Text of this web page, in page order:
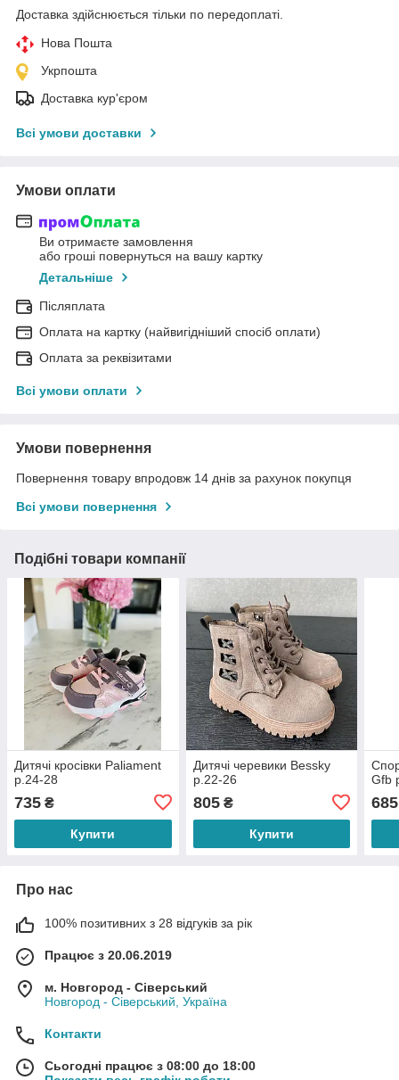
Доставка здійснюється тільки по передоплаті.
Нова Пошта
Укрпошта
Доставка кур'єром
Всі умови доставки
Умови оплати
Ви отримаєте замовлення
або гроші повернуться на вашу картку
Детальніше
Післяплата
Оплата на картку (найвигідніший спосіб оплати)
Оплата за реквізитами
Всі умови оплати
Умови повернення
Повернення товару впродовж 14 днів за рахунок покупця
Всі умови повернення
Подібні товари компанії
Дитячі кросівки Paliament
р.24-28
735 ₴
Купити
Дитячі черевики Bessky
р.22-26
805₴
Купити
Gfb
685
Про нас
100% позитивних з 28 відгуків за рік
Працює з 20.06.2019
м. Новгород - Сіверський
Новгород - Сіверський, Україна
Контакти
Сьогодні працює з 08:00 до 18:00